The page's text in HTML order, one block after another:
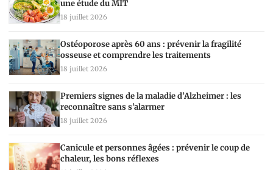
une étude du MIT
18 juillet 2026
Ostéoporose après 60 ans : prévenir la fragilité
osseuse et comprendre les traitements
18 juillet 2026
Premiers signes de la maladie d’Alzheimer : les
reconnaître sans s’alarmer
18 juillet 2026
Canicule et personnes âgées : prévenir le coup de
chaleur, les bons réflexes